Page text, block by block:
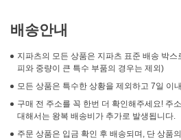
배송안내
지파츠의 모든 상품은 지파츠 표준 배송 박
피와 중량이 큰 특수 부품의 경우는 제외)
모든 상품은 특수한 상황을 제외하고 7일 이
구매 전 주소를 꼭 한번 더 확인해주세요! 주
대해서는 왕복 배송비가 추가로 발생됩니다.
주문 상품은 입금 확인 후 배송되며, 단 상품